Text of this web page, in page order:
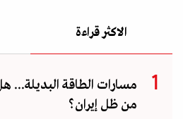
الاكثر قراءة
مسارات الطاقة
من ظل إيران؟